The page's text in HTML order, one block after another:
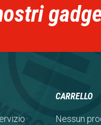
CARRELLO
Nessun